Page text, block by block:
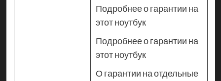
Подробнее о гарантии на
этот ноутбук
Подробнее о гарантии на
этот ноутбук
О гарантии на отдельные